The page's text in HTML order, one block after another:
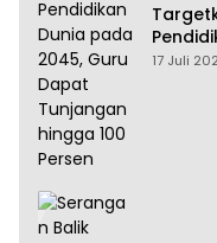
Dapat
17 Juli